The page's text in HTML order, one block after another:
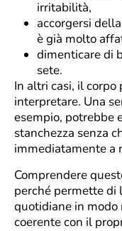
irritabilità,
accorgersi
è già molto
dimenticare di
sete.
In altri casi, il
interpretare. Una
esempio, potrebbe
stanchezza senza
immediatamente a
Comprendere
perché permette
quotidiane in modo
coerente con il